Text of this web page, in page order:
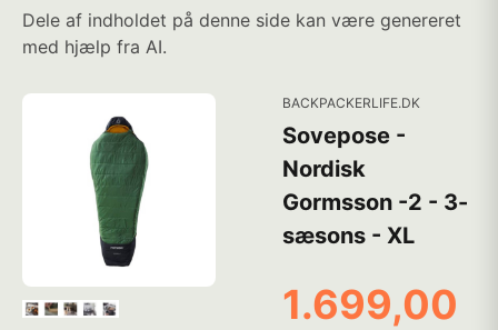
Dele af indholdet på denne side kan være genereret
med hjælp fra AI.
BACKPACKERLIFE.DK
Sovepose -
Nordisk
Gormsson -2 - 3-
sæsons - XL
1.699,00